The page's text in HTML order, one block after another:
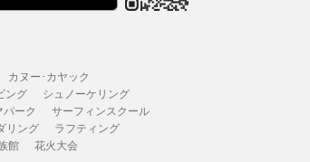
カヌー･カヤック
ング
シュノーケリング
ーク
サーフィンスクール
リング
ラフティング
館 花火大会